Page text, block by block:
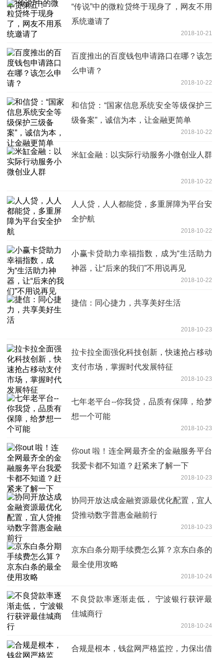
“传说”中的微粒贷终于现身了，网友不用
系统邀请了
2018-10-21
百度推出的百度钱包申请路口在哪？该怎
么申请？
2018-10-22
和信贷：“国家信息系统安全等级保护三
级备案”，诚信为本，让金融更简单
2018-10-22
米缸金融：以实际行动服务小微创业人群
2018-10-22
人人贷，人人都能贷，多重屏障为平台安
全护航
2018-10-22
小赢卡贷助力幸福指数，成为“生活助力
神器，让“后来的我们”不用说再见
2018-10-22
捷信：同心捷力，共享美好生活
2018-10-23
拉卡拉全面强化科技创新，快速抢占移动
支付市场，掌握时代发展特征
2018-10-23
七年老平台--你我贷，品质有保障，给梦
想一个可能
2018-10-23
你out 啦！连全网最齐全的金融服务平台
我爱卡都不知道？赶紧来了解一下
2018-10-23
协同开放达成金融资源最优化配置，宜人
贷推动数字普惠金融前行
2018-10-23
京东白条分期手续费怎么算？京东白条的
最全使用攻略
2018-10-24
不良贷款率逐渐走低， 宁波银行获评最
佳城商行
2018-10-24
合规是根本，钱盆网严格监控，力保出借